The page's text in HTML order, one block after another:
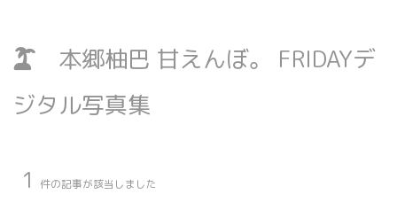
本郷柚巴 甘えんぼ。 FRIDAYデ
ジタル写真集
1 件の記事が該当しました